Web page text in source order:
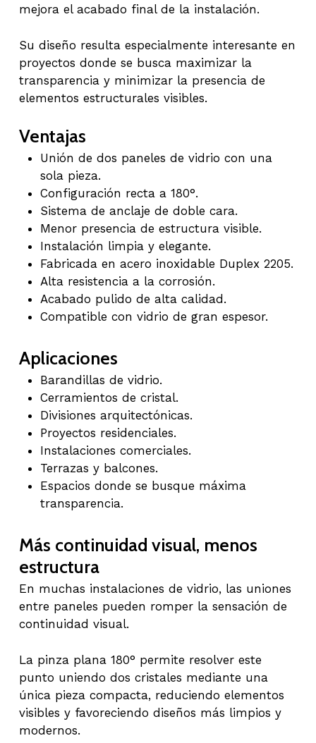
mejora el acabado final de la instalación.
Su diseño resulta especialmente interesante en
proyectos donde se busca maximizar la
transparencia y minimizar la presencia de
elementos estructurales visibles.
Ventajas
Unión de dos paneles de vidrio con una
sola pieza.
Configuración recta a 180°.
Sistema de anclaje de doble cara.
Menor presencia de estructura visible.
Instalación limpia y elegante.
Fabricada en acero inoxidable Duplex 2205.
Alta resistencia a la corrosión.
Acabado pulido de alta calidad.
Compatible con vidrio de gran espesor.
Aplicaciones
Barandillas de vidrio.
Cerramientos de cristal.
Divisiones arquitectónicas.
Proyectos residenciales.
Instalaciones comerciales.
Terrazas y balcones.
Espacios donde se busque máxima
transparencia.
Más continuidad visual, menos
estructura
En muchas instalaciones de vidrio, las uniones
entre paneles pueden romper la sensación de
continuidad visual.
La pinza plana 180° permite resolver este
punto uniendo dos cristales mediante una
única pieza compacta, reduciendo elementos
visibles y favoreciendo diseños más limpios y
modernos.